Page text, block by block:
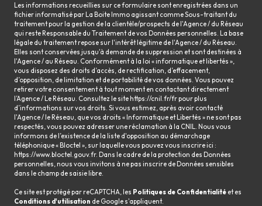
Les informations recueillies sur ce formulaire sont enregistrées dans un
fichier informatisé par La Boite Immo agissant comme Sous-traitant du
traitement pour la gestion de la clientèle/prospects de l'Agence / du Réseau
qui reste Responsable du Traitement de vos Données personnelles. La base
légale du traitement repose sur l'intérêt légitime de l'Agence / du Réseau.
Elles sont conservées jusqu'à demande de suppression et sont destinées à
l'Agence / au Réseau. Conformément à la loi « informatique et libertés »,
vous disposez des droits d’accès, de rectification, d’effacement,
d’opposition, de limitation et de portabilité de vos données. Vous pouvez
retirer votre consentement à tout moment en contactant directement
l’Agence / Le Réseau. Consultez le site https://cnil.fr/frpour plus
d’informations sur vos droits. Si vous estimez, après avoir contacté
l'Agence / le Réseau, que vos droits « Informatique et Libertés » ne sont pas
respectés, vous pouvez adresser une réclamation à la CNIL. Nous vous
informons de l’existence de la liste d'opposition au démarchage
téléphonique « Bloctel », sur laquelle vous pouvez vous inscrire ici :
https://www.bloctel.gouv.fr. Dans le cadre de la protection des Données
personnelles, nous vous invitons à ne pas inscrire de Données sensibles
dans le champ de saisie libre.
Ce site est protégé par reCAPTCHA, les Politiques de Confidentialité et es
Conditions d'utilisation de Google s'appliquent.